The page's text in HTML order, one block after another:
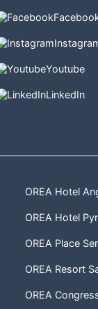
Youtube
LinkedIn
OREA Hotel
OREA Hotel
OREA Place
OREA Resort
OREA